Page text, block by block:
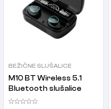
BEŽIČNE SLUŠALICE
M10 BT Wireless 5.1
Bluetooth slušalice